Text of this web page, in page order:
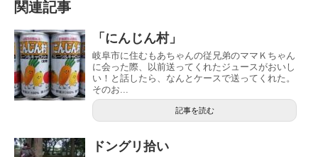
関連記事
「にんじん村」
岐阜市に住むもあちゃんの従兄弟のママＫちゃん
に会った際、以前送ってくれたジュースがおいし
い！と話したら、なんとケースで送ってくれた。
そのお...
記事を読む
ドングリ拾い